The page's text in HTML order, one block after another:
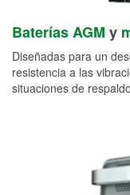
Baterías AGM y
Diseñadas para un
resistencia a las
situaciones de